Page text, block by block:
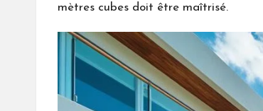
mètres cubes doit être maîtrisé.